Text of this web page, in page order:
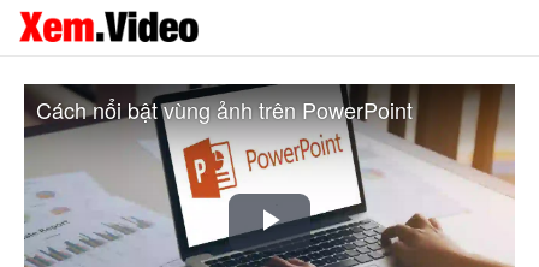
Play
Cách nổi bật vùng ảnh trên PowerPoint